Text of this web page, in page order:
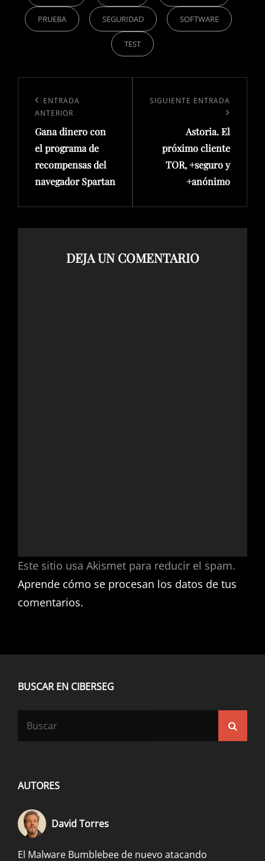
PRUEBA SEGURIDAD SOFTWARE
TEST
entradas
Entrada
ENTRADA
ANTERIOR
Gana dinero con
el programa de
recompensas del
navegador Spartan
Siguiente
SIGUIENTE ENTRADA
Astoria. El
próximo cliente
TOR, +seguro y
+anónimo
DEJA UN COMENTARIO
Este sitio usa Akismet para reducir el spam.
Aprende cómo se procesan los datos de tus
comentarios.
BUSCAR EN CIBERSEG
AUTORES
David Torres
El Malware Bumblebee de nuevo atacando